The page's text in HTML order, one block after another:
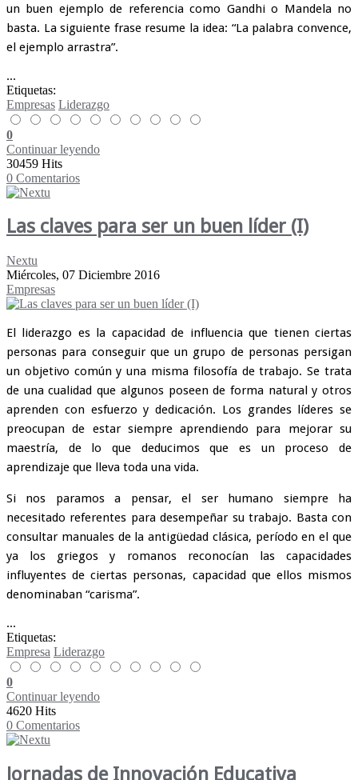
un buen ejemplo de referencia como Gandhi o Mandela no
basta. La siguiente frase resume la idea: “La palabra convence,
el ejemplo arrastra”.
...
Etiquetas:
Empresas Liderazgo
0
Continuar leyendo
30459 Hits
0 Comentarios
Las claves para ser un buen líder (I)
Nextu
Miércoles, 07 Diciembre 2016
Empresas
El liderazgo es la capacidad de influencia que tienen ciertas
personas para conseguir que un grupo de personas persigan
un objetivo común y una misma filosofía de trabajo. Se trata
de una cualidad que algunos poseen de forma natural y otros
aprenden con esfuerzo y dedicación. Los grandes líderes se
preocupan de estar siempre aprendiendo para mejorar su
maestría, de lo que deducimos que es un proceso de
aprendizaje que lleva toda una vida.
Si nos paramos a pensar, el ser humano siempre ha
necesitado referentes para desempeñar su trabajo. Basta con
consultar manuales de la antigüedad clásica, período en el que
ya los griegos y romanos reconocían las capacidades
influyentes de ciertas personas, capacidad que ellos mismos
denominaban “carisma”.
...
Etiquetas:
Empresa Liderazgo
0
Continuar leyendo
4620 Hits
0 Comentarios
Jornadas de Innovación Educativa